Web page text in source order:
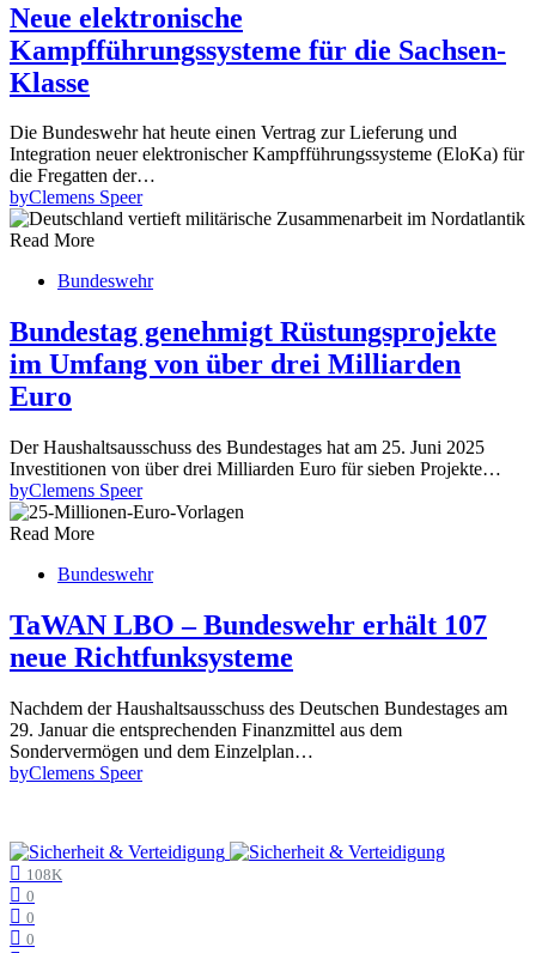
Neue elektronische
Kampfführungssysteme für die Sachsen-
Klasse
Die Bundeswehr hat heute einen Vertrag zur Lieferung und
Integration neuer elektronischer Kampfführungssysteme (EloKa) für
die Fregatten der…
byClemens Speer
Read More
Bundeswehr
Bundestag genehmigt Rüstungsprojekte
im Umfang von über drei Milliarden
Euro
Der Haushaltsausschuss des Bundestages hat am 25. Juni 2025
Investitionen von über drei Milliarden Euro für sieben Projekte…
byClemens Speer
Read More
Bundeswehr
TaWAN LBO – Bundeswehr erhält 107
neue Richtfunksysteme
Nachdem der Haushaltsausschuss des Deutschen Bundestages am
29. Januar die entsprechenden Finanzmittel aus dem
Sondervermögen und dem Einzelplan…
byClemens Speer
108K
0
0
0